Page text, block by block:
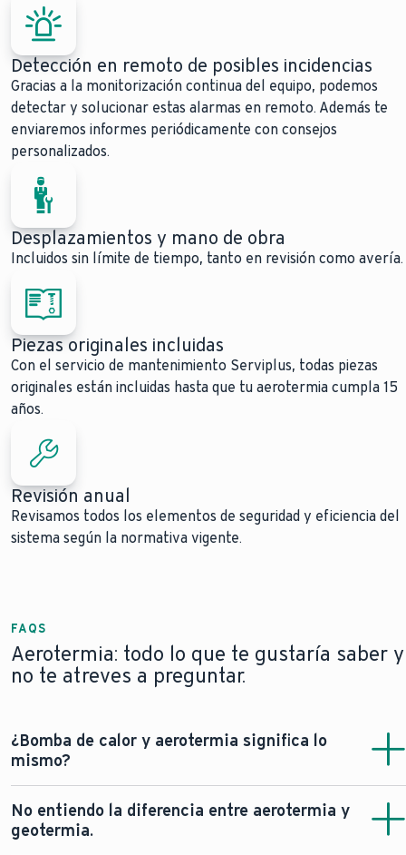
Detección en remoto de posibles incidencias
Gracias a la monitorización continua del equipo, podemos
detectar y solucionar estas alarmas en remoto. Además te
enviaremos informes periódicamente con consejos
personalizados.
Desplazamientos y mano de obra
Incluidos sin límite de tiempo, tanto en revisión como avería.
Piezas originales incluidas
Con el servicio de mantenimiento Serviplus, todas piezas
originales están incluidas hasta que tu aerotermia cumpla 15
años.
Revisión anual
Revisamos todos los elementos de seguridad y eficiencia del
sistema según la normativa vigente.
FAQS
Aerotermia: todo lo que te gustaría saber y
no te atreves a preguntar.
¿Bomba de calor y aerotermia significa lo
mismo?
mismo tipo de equipo y de tecnología. No obstante, el
origen del término “bomba de calor” viene del aire
No entiendo la diferencia entre aerotermia y
geotermia.